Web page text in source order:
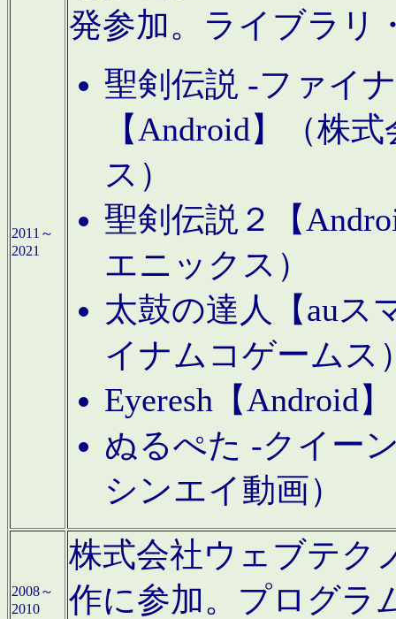
2011～
2021
発参加。ライブラリ
聖剣伝説 -ファイ
【Android】（株
ス）
聖剣伝説２【
エニックス）
太鼓の達人【auス
イナムコゲームス
Eyeresh【Android
ぬるぺた -クイー
シンエイ動画）
2008～
2010
株式会社ウェブテク
作に参加。プログラ